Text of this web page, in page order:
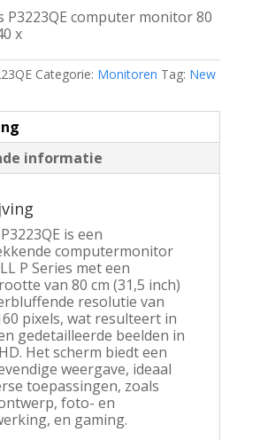
P3223QE computer monitor 80
x
Categorie: Monitoren Tag: New
informatie
is een
computermonitor
P Series met een
van 80 cm (31,5 inch)
resolutie van
pixels, wat resulteert in
gedetailleerde beelden in
Het scherm biedt een
weergave, ideaal
toepassingen, zoals
foto- en
en gaming.